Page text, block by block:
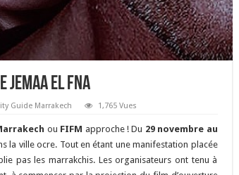
El Fna
Guide Marrakech 1,765 Vues
ou FIFM approche ! Du 29 novembre au
la ville ocre. Tout en étant une manifestation placée
pas les marrakchis. Les organisateurs ont tenu à